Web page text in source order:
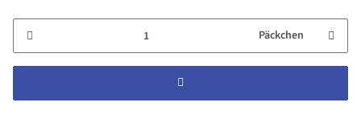
Päckchen